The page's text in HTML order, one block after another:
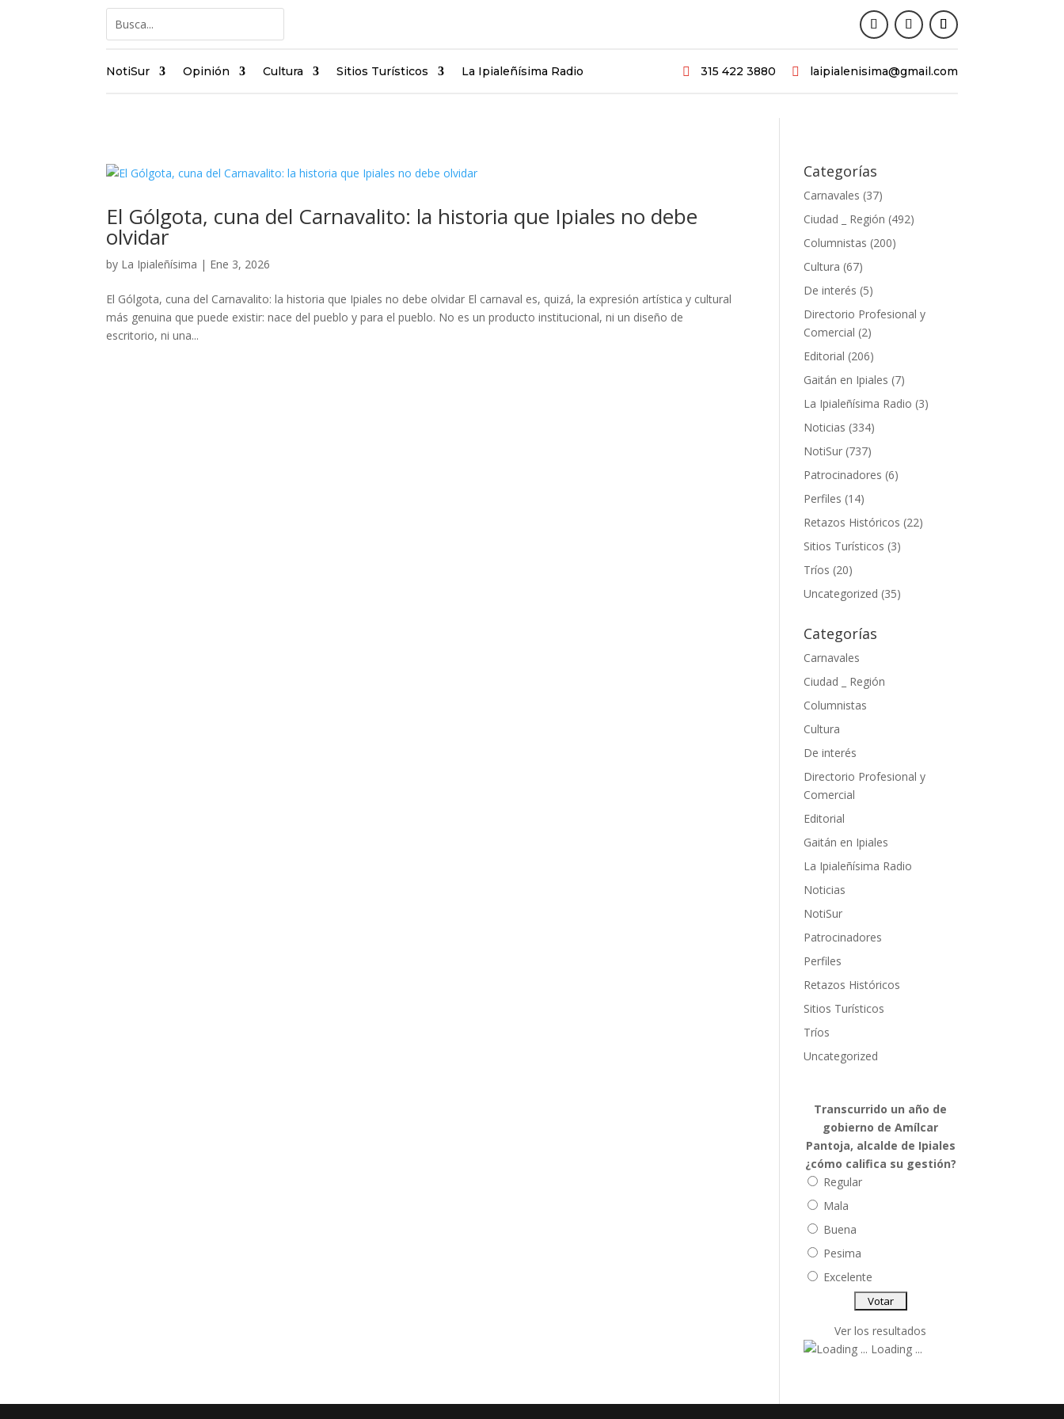
NotiSur Opinión Cultura Sitios Turísticos La Ipialeñísima Radio  315 422 3880  laipialenisima@gmail.com
El Gólgota, cuna del Carnavalito: la historia que Ipiales no debe
olvidar
by La Ipialeñísima | Ene 3, 2026
El Gólgota, cuna del Carnavalito: la historia que Ipiales no debe olvidar El carnaval es, quizá, la expresión artística y cultural
más genuina que puede existir: nace del pueblo y para el pueblo. No es un producto institucional, ni un diseño de
escritorio, ni una...
Categorías
Carnavales (37)
Ciudad _ Región (492)
Columnistas (200)
Cultura (67)
De interés (5)
Directorio Profesional y
Comercial (2)
Editorial (206)
Gaitán en Ipiales (7)
La Ipialeñísima Radio (3)
Noticias (334)
NotiSur (737)
Patrocinadores (6)
Perfiles (14)
Retazos Históricos (22)
Sitios Turísticos (3)
Tríos (20)
Uncategorized (35)
Categorías
Carnavales
Ciudad _ Región
Columnistas
Cultura
De interés
Directorio Profesional y
Comercial
Editorial
Gaitán en Ipiales
La Ipialeñísima Radio
Noticias
NotiSur
Patrocinadores
Perfiles
Retazos Históricos
Sitios Turísticos
Tríos
Uncategorized
Transcurrido un año de
gobierno de Amílcar
Pantoja, alcalde de Ipiales
¿cómo califica su gestión?
Regular
Mala
Buena
Pesima
Excelente
Ver los resultados
Loading ...